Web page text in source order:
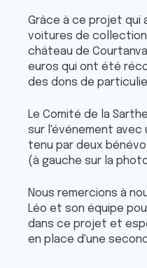
Grâce à ce projet qui
voitures de
château de
euros qui ont été
des dons de
Le Comité de la
sur l'événement avec
tenu par deux
(à gauche sur la
Nous remercions à
Léo et son équipe
dans ce projet et
en place d'une